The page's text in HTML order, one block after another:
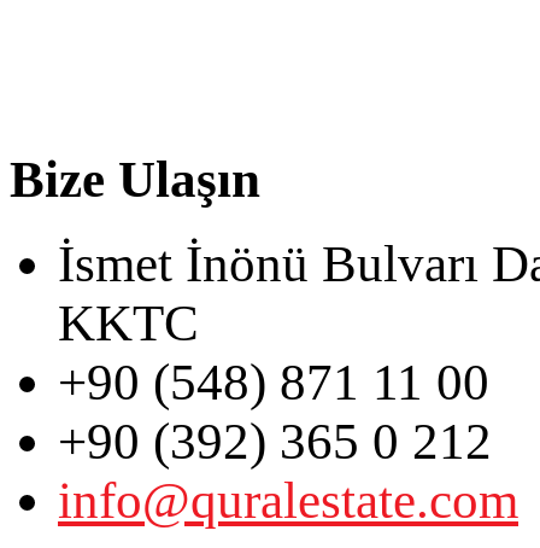
Bize Ulaşın
İsmet İnönü Bulvarı
KKTC
+90 (548) 871 11 00
+90 (392) 365 0 212
info@quralestate.com